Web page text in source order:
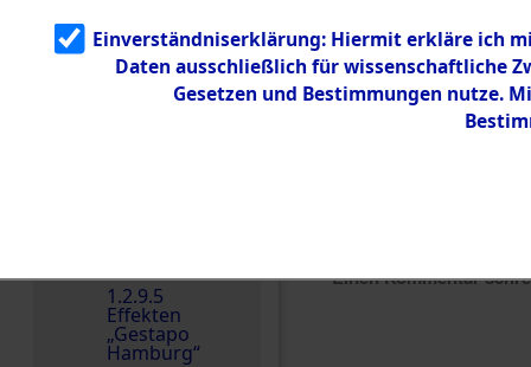
Landesentsch
ädigungsamt
1.2.9.5
Effekten
„Gestapo
Hamburg“
Einen Kommentar
Einverständniserklärung: Hiermit erkläre ich
Daten ausschließlich für wissenschaftliche
Gesetzen und Bestimmungen nutze.